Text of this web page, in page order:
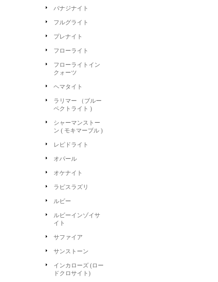
バナジナイト
フルグライト
プレナイト
フローライト
フローライトイン
クォーツ
ヘマタイト
ラリマー （ブルー
ペクトライト )
シャーマンストー
ン ( モキマーブル )
レピドライト
オパール
オケナイト
ラピスラズリ
ルビー
ルビーインゾイサ
イト
サファイア
サンストーン
インカローズ (ロー
ドクロサイト)